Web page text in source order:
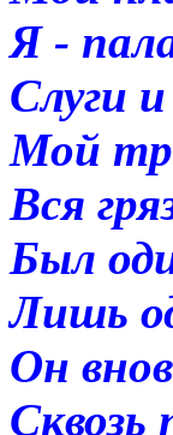
Я -
Слуги
Мой
Вся
Был
Лишь
Он
Сквозь